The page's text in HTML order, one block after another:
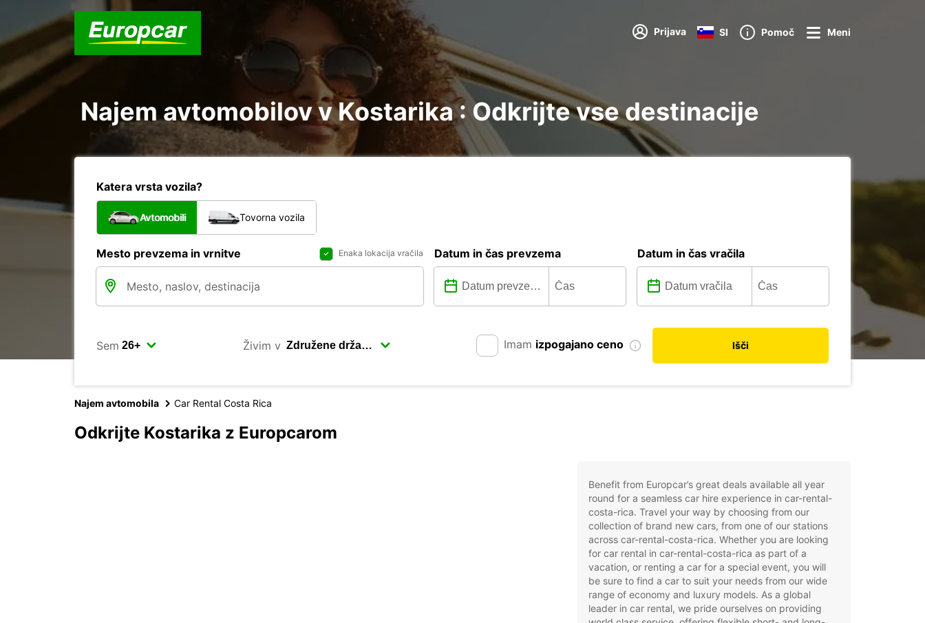
Prijava SI Pomoč Meni
Najem avtomobilov v Kostarika : Odkrijte vse destinacije
Katera vrsta vozila?
Avtomobili Tovorna vozila
Mesto prevzema in vrnitve Enaka lokacija vračila Datum in čas prevzema Datum in čas vračila
Sem Živim v Imam izpogajano ceno Išči
Najem avtomobila Car Rental Costa Rica
Odkrijte Kostarika z Europcarom
Benefit from Europcar’s great deals available all year
round for a seamless car hire experience in car-rental-
costa-rica. Travel your way by choosing from our
collection of brand new cars, from one of our stations
across car-rental-costa-rica. Whether you are looking
for car rental in car-rental-costa-rica as part of a
vacation, or renting a car for a special event, you will
be sure to find a car to suit your needs from our wide
range of economy and luxury models. As a global
leader in car rental, we pride ourselves on providing